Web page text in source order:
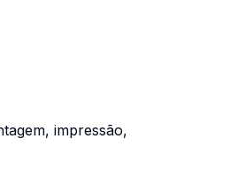
impressão,